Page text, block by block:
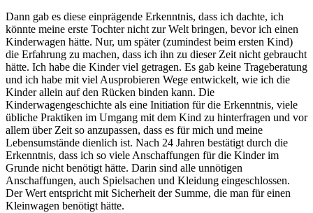
Dann gab es diese einprägende Erkenntnis, dass ich dachte, ich
könnte meine erste Tochter nicht zur Welt bringen, bevor ich einen
Kinderwagen hätte. Nur, um später (zumindest beim ersten Kind)
die Erfahrung zu machen, dass ich ihn zu dieser Zeit nicht gebraucht
hätte. Ich habe die Kinder viel getragen. Es gab keine Trageberatung
und ich habe mit viel Ausprobieren Wege entwickelt, wie ich die
Kinder allein auf den Rücken binden kann. Die
Kinderwagengeschichte als eine Initiation für die Erkenntnis, viele
übliche Praktiken im Umgang mit dem Kind zu hinterfragen und vor
allem über Zeit so anzupassen, dass es für mich und meine
Lebensumstände dienlich ist. Nach 24 Jahren bestätigt durch die
Erkenntnis, dass ich so viele Anschaffungen für die Kinder im
Grunde nicht benötigt hätte. Darin sind alle unnötigen
Anschaffungen, auch Spielsachen und Kleidung eingeschlossen.
Der Wert entspricht mit Sicherheit der Summe, die man für einen
Kleinwagen benötigt hätte.